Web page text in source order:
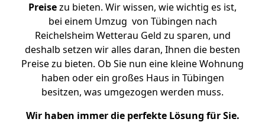
Preisezu bieten. Wir wissen, wie wichtig es ist,
bei einem Umzug von Tübingen nach
Reichelsheim Wetterau Geld zu sparen, und
deshalb setzen wir alles daran, Ihnen die besten
Preise zu bieten. Ob Sie nun eine kleine Wohnung
haben oder ein großes Haus in Tübingen
besitzen, was umgezogen werden muss.
Wir haben immer die perfekte Lösung für Sie.